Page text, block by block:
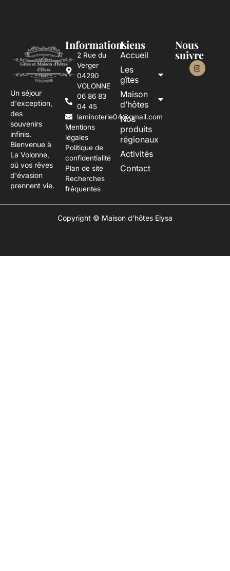
Un séjour
d'exception,
des
souvenirs
infinis.
Bienvenue à
La Volonne,
où vos rêves
d'évasion
prennent vie.
Informations
2 Rue du
Verger
04290
VOLONNE
06 86 83
04 45
laminoterie04@gmail.com
Mentions
légales
Politique de
confidentialité
Plan de site
Recherches
fréquentes
Liens
Accueil
Les
gîtes
Maison
d’hôtes
Nos
produits
régionaux
Activités
Contact
Nous
suivre
Copyright © Maison d'hôtes Elysa